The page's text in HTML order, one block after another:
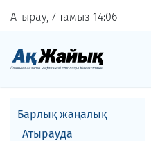
Атырау, 7 тамыз 14 06
Барлық жаңалық
Атырауда